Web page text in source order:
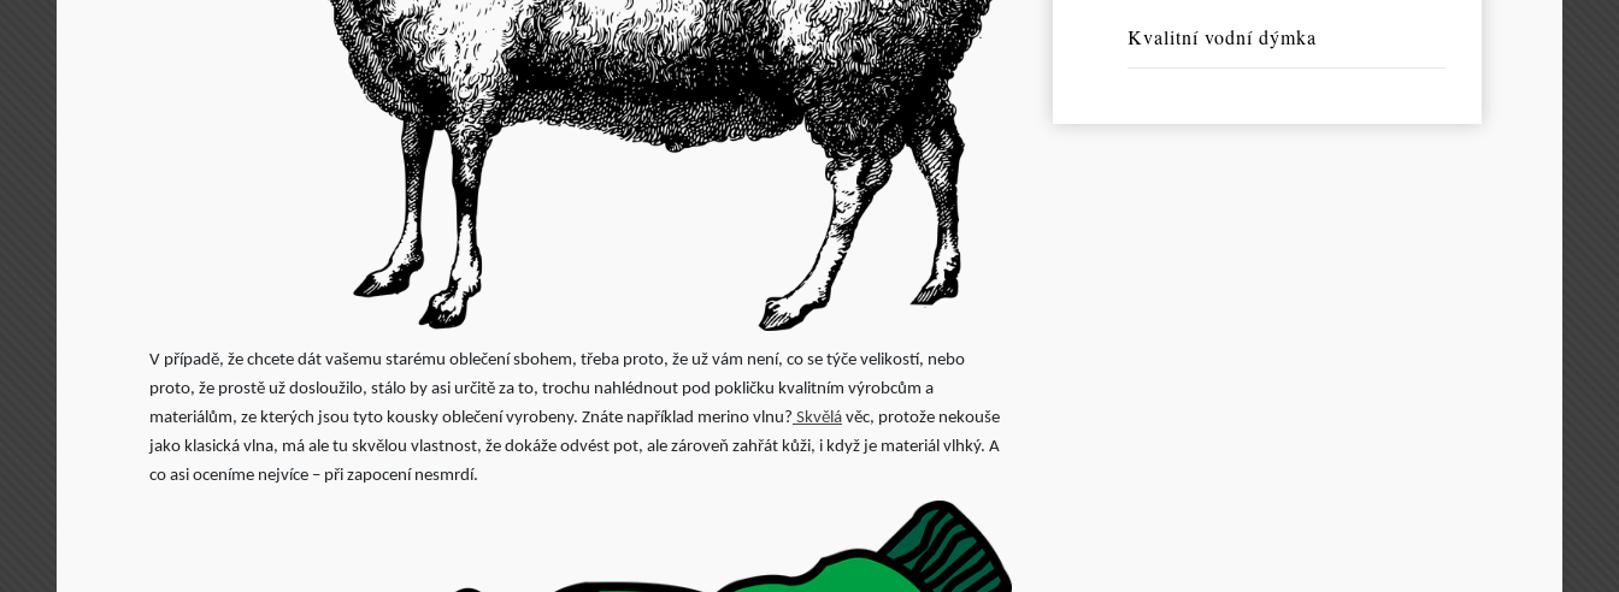
V případě, že chcete dát vašemu starému oblečení sbohem, třeba proto, že už vám není, co se týče velikostí, nebo
proto, že prostě už dosloužilo, stálo by asi určitě za to, trochu nahlédnout pod pokličku kvalitním výrobcům a
materiálům, ze kterých jsou tyto kousky oblečení vyrobeny. Znáte například merino vlnu? Skvělá věc, protože nekouše
jako klasická vlna, má ale tu skvělou vlastnost, že dokáže odvést pot, ale zároveň zahřát kůži, i když je materiál vlhký. A
co asi oceníme nejvíce – při zapocení nesmrdí.
Kvalitní vodní dýmka